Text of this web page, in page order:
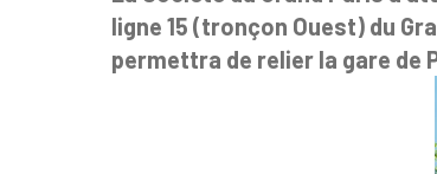
ligne 15 (tronçon Ouest) du
permettra de relier la gare de